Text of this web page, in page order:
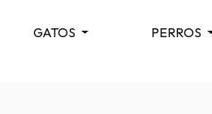
GATOS PERROS